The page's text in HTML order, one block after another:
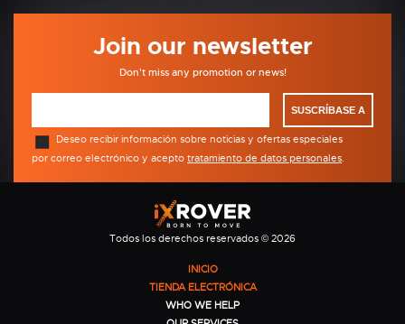
Join our newsletter
Don't miss any promotion or news!
SUSCRÍBASE A
Deseo recibir información sobre noticias y ofertas especiales
por correo electrónico y acepto tratamiento de datos personales.
Todos los derechos reservados © 2026
INICIO
TIENDA ELECTRÓNICA
WHO WE HELP